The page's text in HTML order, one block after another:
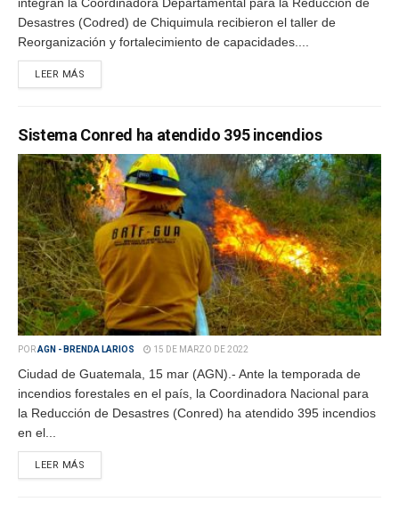
Desastres (Codred) de Chiquimula recibieron el taller de
Reorganización y fortalecimiento de capacidades....
LEER MÁS
Sistema Conred ha atendido 395 incendios
PORAGN - BRENDA LARIOS 15 DE MARZO DE 2022
Ciudad de Guatemala, 15 mar (AGN).- Ante la temporada de
incendios forestales en el país, la Coordinadora Nacional para
la Reducción de Desastres (Conred) ha atendido 395 incendios
en el...
LEER MÁS